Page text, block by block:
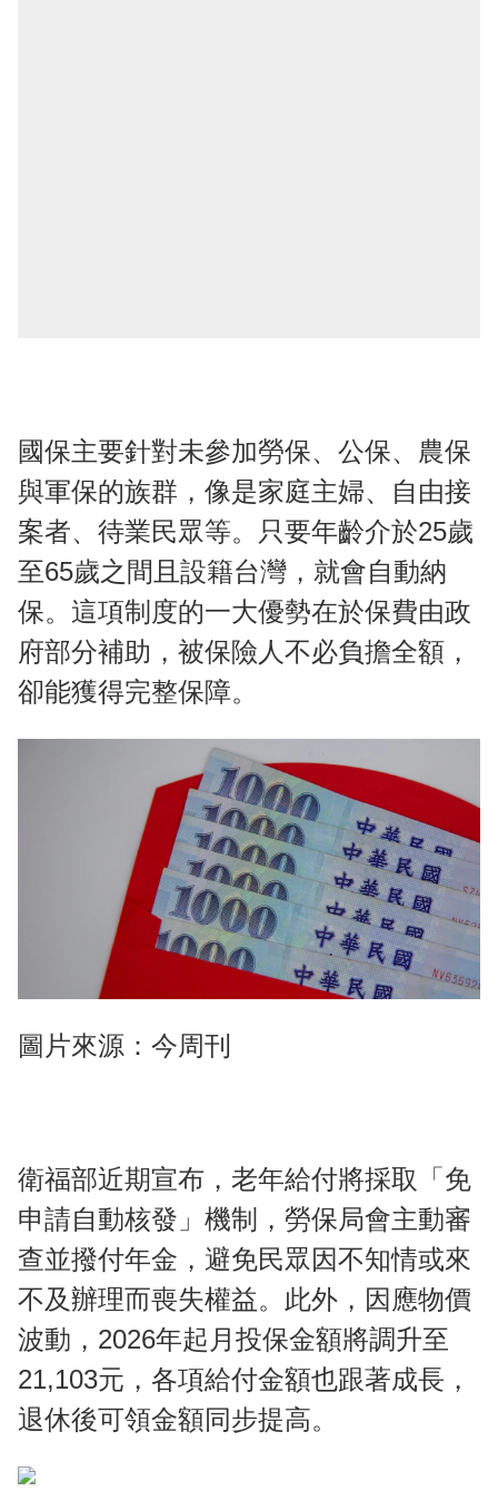
國保主要針對未參加勞保、公保、農保
與軍保的族群，像是家庭主婦、自由接
案者、待業民眾等。只要年齡介於25歲
至65歲之間且設籍台灣，就會自動納
保。這項制度的一大優勢在於保費由政
府部分補助，被保險人不必負擔全額，
卻能獲得完整保障。
圖片來源：今周刊
衛福部近期宣布，老年給付將採取「免
申請自動核發」機制，勞保局會主動審
查並撥付年金，避免民眾因不知情或來
不及辦理而喪失權益。此外，因應物價
波動，2026年起月投保金額將調升至
21,103元，各項給付金額也跟著成長，
退休後可領金額同步提高。